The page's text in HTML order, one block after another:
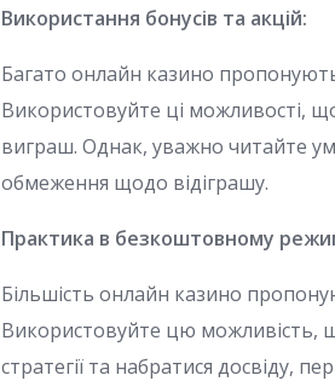
Використання бонусів та акцій:
Багато онлайн казино
Використовуйте ці можливості,
виграш. Однак, уважно читайте
обмеження щодо відіграшу.
Практика в безкоштовному
Більшість онлайн казино
Використовуйте цю можливість,
стратегії та набратися досвіду,